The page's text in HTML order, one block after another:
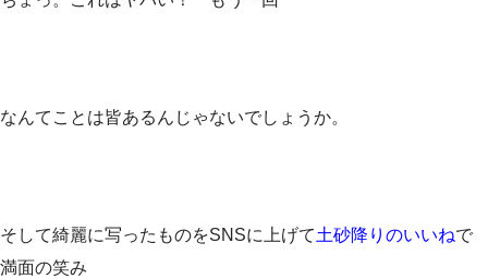
なんてことは皆あるんじゃないでしょうか。
そして綺麗に写ったものをSNSに上げて土砂降りのいいねで
満面の笑み